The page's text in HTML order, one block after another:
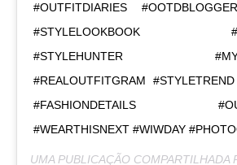
#OUTFITDIARIES
#STYLELOOKBOOK
#STYLEHUNTER
#REALOUTFITGRAM
#FASHIONDETAILS⁣
#WEARTHISNEXT #WIWDAY
UMA PUBLICAÇÃO COMPARTILHADA